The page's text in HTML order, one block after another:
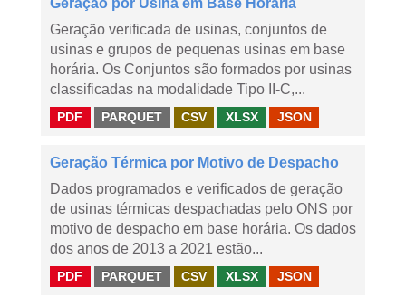
Geração por Usina em Base Horária
Geração verificada de usinas, conjuntos de
usinas e grupos de pequenas usinas em base
horária. Os Conjuntos são formados por usinas
classificadas na modalidade Tipo II-C,...
PDF PARQUET CSV XLSX JSON
Geração Térmica por Motivo de Despacho
Dados programados e verificados de geração
de usinas térmicas despachadas pelo ONS por
motivo de despacho em base horária. Os dados
dos anos de 2013 a 2021 estão...
PDF PARQUET CSV XLSX JSON